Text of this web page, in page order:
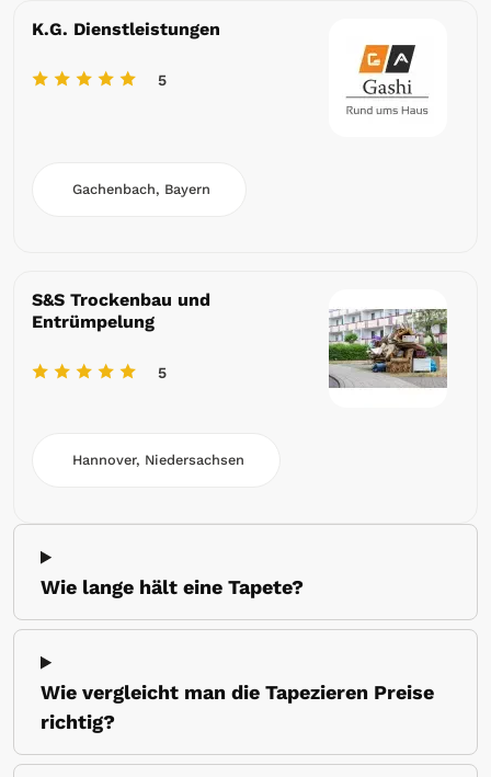
K.G. Dienstleistungen
5
Gachenbach, Bayern
S&S Trockenbau und
Entrümpelung
5
Hannover, Niedersachsen
Wie lange hält eine Tapete?
Wie vergleicht man die Tapezieren Preise
richtig?